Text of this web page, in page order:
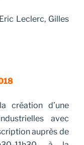
Leclerc, Gilles
création d’une
avec
auprès de